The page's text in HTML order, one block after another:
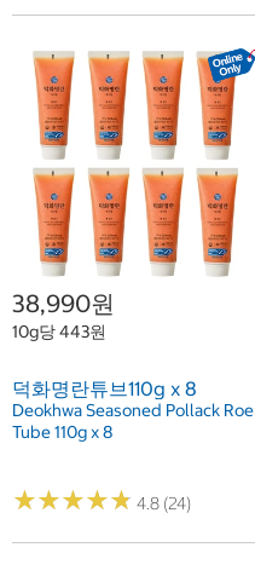
38,990원
10g당 443원
덕화명란튜브110g x 8
Deokhwa Seasoned Pollack Roe
Tube 110g x 8
★★★★★
★★★★★ 4.8 (24)